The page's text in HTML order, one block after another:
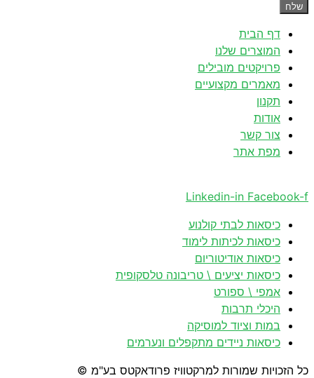
שלח
דף הבית
המוצרים שלנו
פרויקטים מובילים
מאמרים מקצועיים
תקנון
אודות
צור קשר
מפת אתר
Linkedin-in Facebook-f
כיסאות לבתי קולנוע
כיסאות לכיתות לימוד
כיסאות אודיטוריום
כיסאות יציעים \ טריבונה טלסקופית
אמפי \ ספורט
היכלי תרבות
במות וציוד למוסיקה
כיסאות ניידים מתקפלים ונערמים
כל הזכויות שמורות למרקטוויז פרודאקטס בע"מ ©